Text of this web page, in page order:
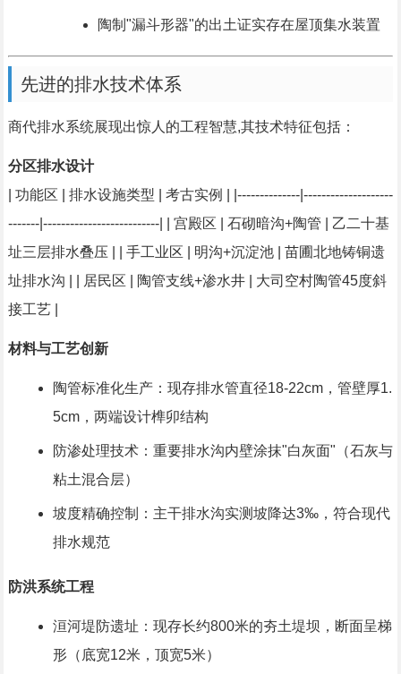
陶制"漏斗形器"的出土证实存在屋顶集水装置
先进的排水技术体系
商代排水系统展现出惊人的工程智慧,其技术特征包括：
分区排水设计
| 功能区 | 排水设施类型 | 考古实例 | |--------------|--------------------
-------|--------------------------| | 宫殿区 | 石砌暗沟+陶管 | 乙二十基
址三层排水叠压 | | 手工业区 | 明沟+沉淀池 | 苗圃北地铸铜遗
址排水沟 | | 居民区 | 陶管支线+渗水井 | 大司空村陶管45度斜
接工艺 |
材料与工艺创新
陶管标准化生产：现存排水管直径18-22cm，管壁厚1.
5cm，两端设计榫卯结构
防渗处理技术：重要排水沟内壁涂抹"白灰面"（石灰与
粘土混合层）
坡度精确控制：主干排水沟实测坡降达3‰，符合现代
排水规范
防洪系统工程
洹河堤防遗址：现存长约800米的夯土堤坝，断面呈梯
形（底宽12米，顶宽5米）